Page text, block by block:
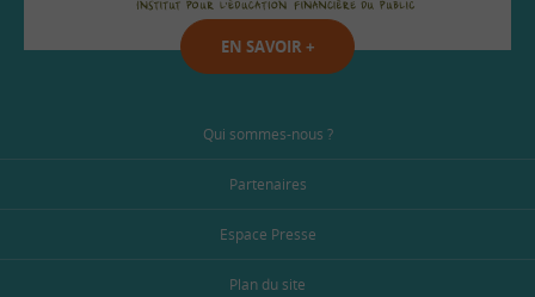
EN SAVOIR +
Qui sommes-nous ?
Partenaires
Espace Presse
Plan du site